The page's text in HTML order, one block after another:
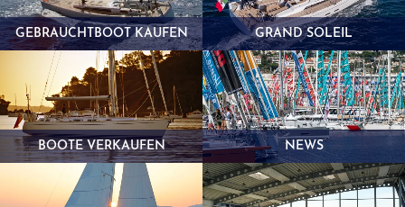
GEBRAUCHTBOOT KAUFEN GRAND SOLEIL
BOOTE VERKAUFEN NEWS